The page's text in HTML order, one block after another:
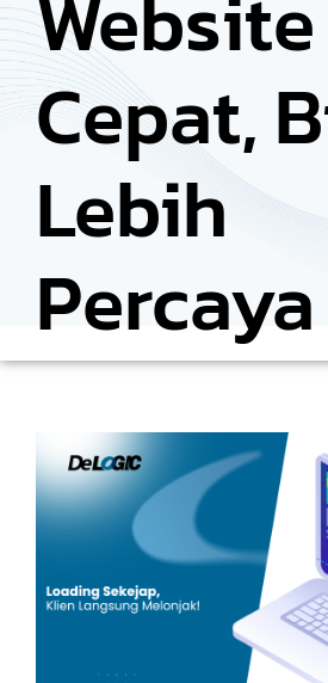
Cepat,
Lebih